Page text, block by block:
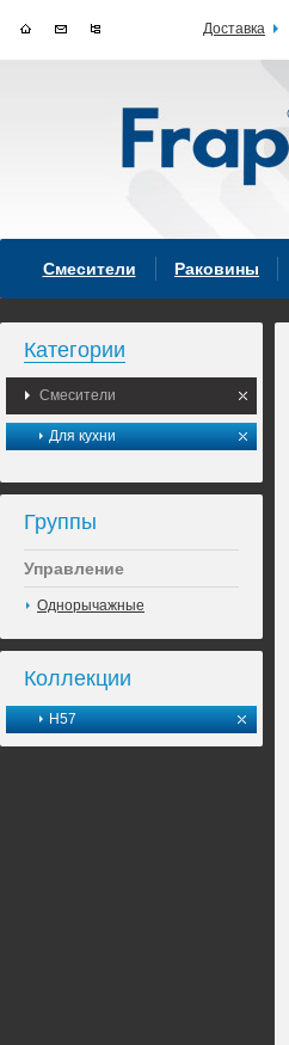
Смесители Раковины
Категории
Смесители
Для кухни
Группы
Управление
Однорычажные
Коллекции
H57
Доставка